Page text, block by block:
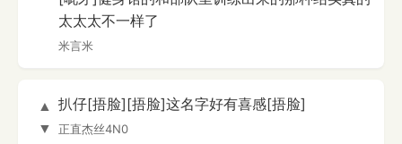
太太太不一样了
米言米
▲
▼
扒仔[捂脸][捂脸]这名字好有喜感[捂脸]
正直杰丝4N0